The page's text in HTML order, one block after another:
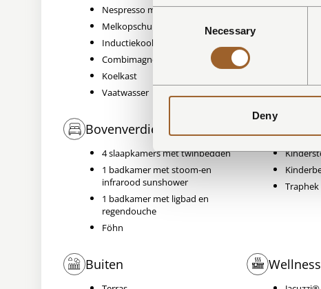
Necessary
Deny
Nespresso machine
Melkopschuimer
Inductiekookplaat
Combimagnetron/oven
Koelkast
Vaatwasser
Wastafel
Bovenverdieping
4 slaapkamers met twinbedden
1 badkamer met stoom-en
infrarood sunshower
1 badkamer met ligbad en
regendouche
Föhn
Traphek
Buiten Wellness